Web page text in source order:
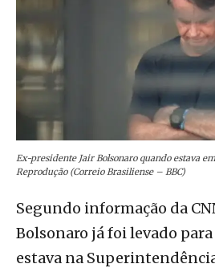
Ex-presidente Jair Bolsonaro quando estava
Reprodução (Correio Brasiliense – BBC)
Segundo informação da
Bolsonaro já foi levado
estava na